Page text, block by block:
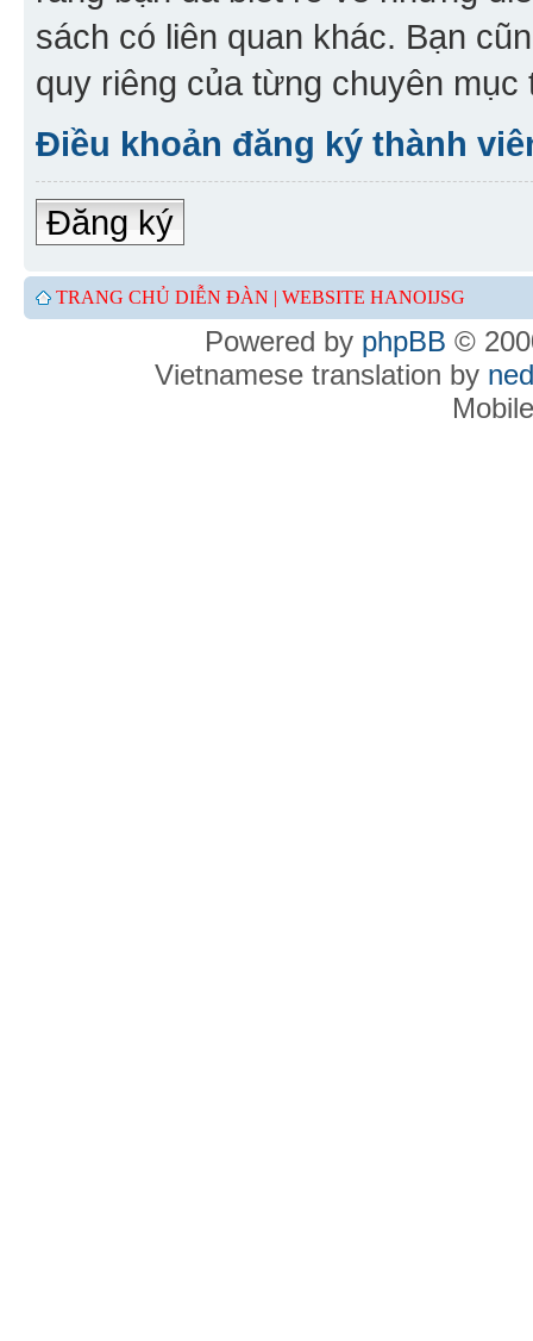
sách có liên quan khác. Bạn
quy riêng của từng chuyên mục
Điều khoản đăng ký thành
Đăng ký
TRANG CHỦ DIỄN ĐÀN | WEBSITE HANOIJSG
Powered by phpBB ©
Vietnamese translation by